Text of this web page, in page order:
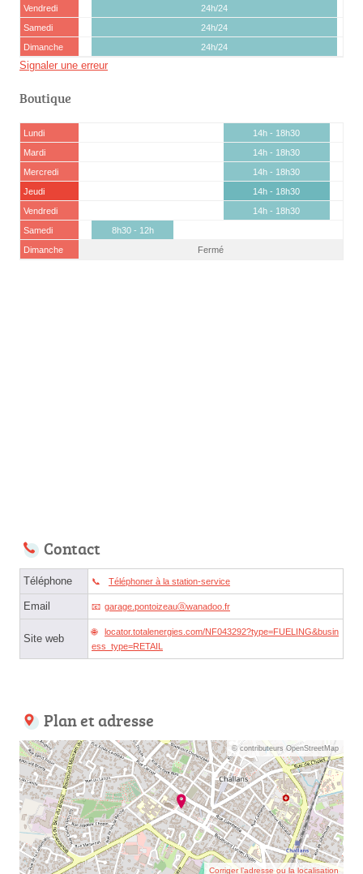
Vendredi
24h/24
Samedi
24h/24
Dimanche
24h/24
Signaler une erreur
Boutique
Lundi
14h - 18h30
Mardi
14h - 18h30
Mercredi
14h - 18h30
Jeudi
14h - 18h30
Vendredi
14h - 18h30
Samedi
8h30 - 12h
Dimanche
Fermé
Contact
Téléphone Téléphoner à la station-service
Email garage.pontoizeauⓐwanadoo.fr
Site web
locator.totalenergies.com/NF043292?type=FUELING&busin
ess_type=RETAIL
Plan et adresse
© contributeurs OpenStreetMap
Corriger l’adresse ou la localisation